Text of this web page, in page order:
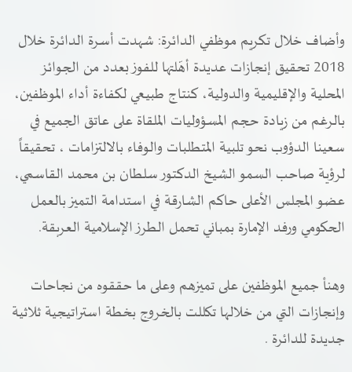
وأضاف خلال تكريم موظفي الدائرة: شهدت أسرة الدائرة خلال
2018 تحقيق إنجازات عديدة أهّلتها للفوز بعدد من الجوائز
المحلية والإقليمية والدولية، كنتاج طبيعي لكفاءة أداء الموظفين،
بالرغم من زيادة حجم المسؤوليات الملقاة على عاتق الجميع في
سعينا الدؤوب نحو تلبية المتطلبات والوفاء بالالتزامات ، تحقيقاً
لرؤية صاحب السمو الشيخ الدكتور سلطان بن محمد القاسمي،
عضو المجلس الأعلى حاكم الشارقة في استدامة التميز بالعمل
الحكومي ورفد الإمارة بمباني تحمل الطرز الإسلامية العربقة.
وهنأ جميع الموظفين على تميزهم وعلى ما حققوه من نجاحات
وإنجازات التي من خلالها تكللت بالخروج بخطة استراتيجية ثلاثية
جديدة للدائرة .